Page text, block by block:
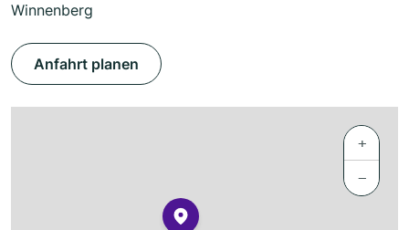
Winnenberg
Anfahrt planen
+
−